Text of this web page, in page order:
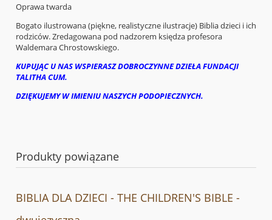
Oprawa twarda
Bogato ilustrowana (piękne, realistyczne ilustracje) Biblia dzieci i ich
rodziców. Zredagowana pod nadzorem księdza profesora
Waldemara Chrostowskiego.
KUPUJĄC U NAS WSPIERASZ DOBROCZYNNE DZIEŁA FUNDACJI
TALITHA CUM.
DZIĘKUJEMY W IMIENIU NASZYCH PODOPIECZNYCH.
Produkty powiązane
BIBLIA DLA DZIECI - THE CHILDREN'S BIBLE -